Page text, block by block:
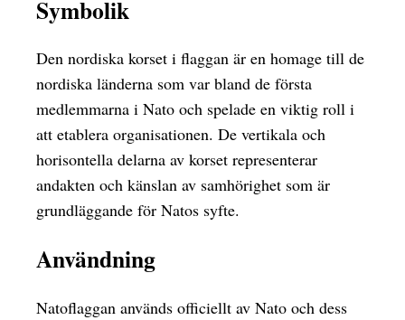
Symbolik
Den nordiska korset i flaggan är en homage till de
nordiska länderna som var bland de första
medlemmarna i Nato och spelade en viktig roll i
att etablera organisationen. De vertikala och
horisontella delarna av korset representerar
andakten och känslan av samhörighet som är
grundläggande för Natos syfte.
Användning
Natoflaggan används officiellt av Nato och dess